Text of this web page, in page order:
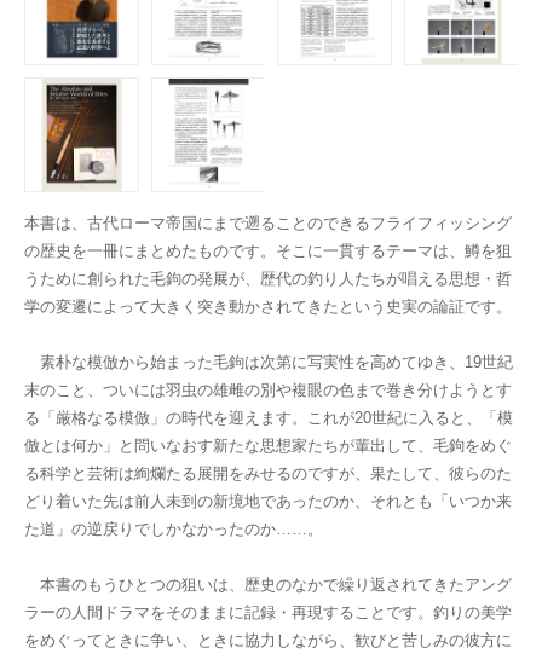
本書は、古代ローマ帝国にまで遡ることのできるフライフィッシング
の歴史を一冊にまとめたものです。そこに一貫するテーマは、鱒を狙
うために創られた毛鉤の発展が、歴代の釣り人たちが唱える思想・哲
学の変遷によって大きく突き動かされてきたという史実の論証です。
素朴な模倣から始まった毛鉤は次第に写実性を高めてゆき、19世紀
末のこと、ついには羽虫の雄雌の別や複眼の色まで巻き分けようとす
る「厳格なる模倣」の時代を迎えます。これが20世紀に入ると、「模
倣とは何か」と問いなおす新たな思想家たちが輩出して、毛鉤をめぐ
る科学と芸術は絢爛たる展開をみせるのですが、果たして、彼らのた
どり着いた先は前人未到の新境地であったのか、それとも「いつか来
た道」の逆戻りでしかなかったのか……。
本書のもうひとつの狙いは、歴史のなかで繰り返されてきたアング
ラーの人間ドラマをそのままに記録・再現することです。釣りの美学
をめぐってときに争い、ときに協力しながら、歓びと苦しみの彼方に